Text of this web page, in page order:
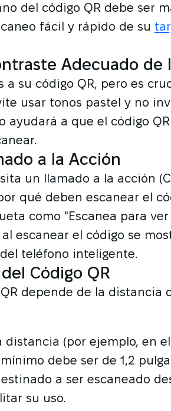
del código QR debe ser
fácil y rápido de su
Adecuado de
a su código QR, pero es
usar tonos pastel y no
ayudará a que el código
a la Acción
un llamado a la acción
qué deben escanear el
como "Escanea para
escanear el código se
teléfono inteligente.
Código QR
depende de la distancia
distancia (por ejemplo, en
debe ser de 1,2
a ser escaneado
su uso.